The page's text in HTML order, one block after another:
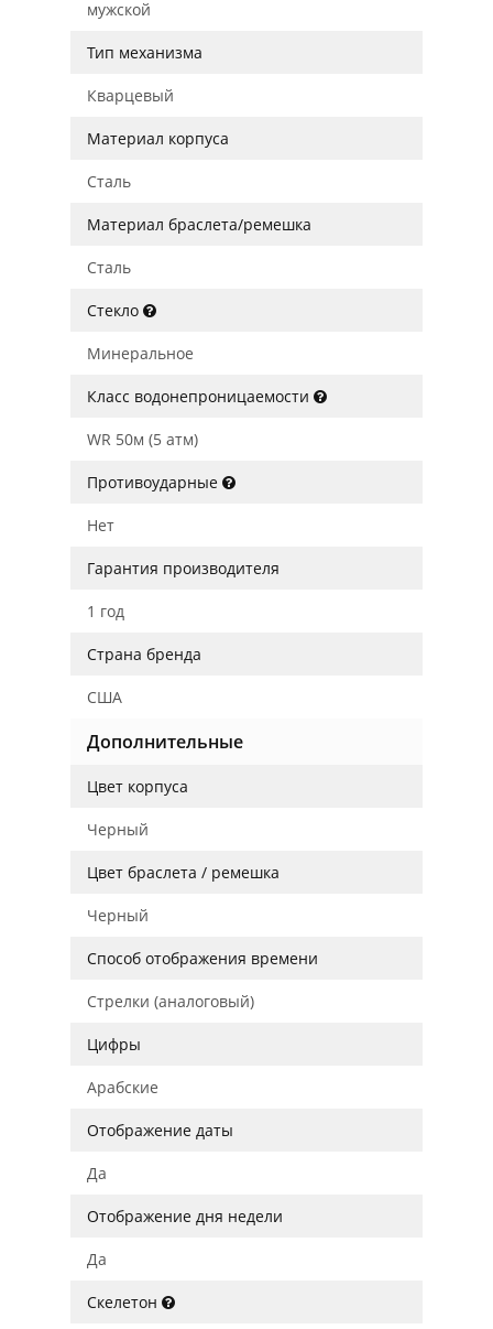
мужской
Тип механизма
Кварцевый
Материал корпуса
Сталь
Материал браслета/ремешка
Сталь
Стекло
Минеральное
Класс водонепроницаемости
WR 50м (5 атм)
Противоударные
Нет
Гарантия производителя
1 год
Страна бренда
США
Дополнительные
Цвет корпуса
Черный
Цвет браслета / ремешка
Черный
Способ отображения времени
Стрелки (аналоговый)
Цифры
Арабские
Отображение даты
Да
Отображение дня недели
Да
Скелетон